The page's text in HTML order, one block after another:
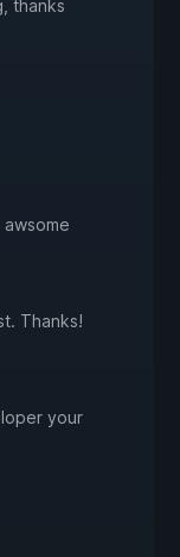
thanks
Thanks!
your